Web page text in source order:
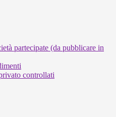
partecipate (da pubblicare in
controllati